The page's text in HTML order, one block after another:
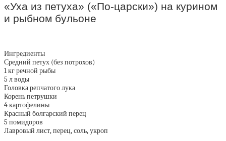
«Уха из петуха» («По-царски») на курином
и рыбном бульоне
Ингредиенты
Средний петух (без потрохов)
1 кг речной рыбы
5 л воды
Головка репчатого лука
Корень петрушки
4 картофелины
Красный болгарский перец
5 помидоров
Лавровый лист, перец, соль, укроп